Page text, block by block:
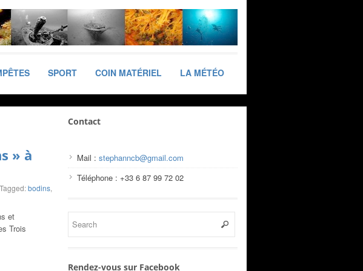
SPORT COIN MATÉRIEL LA MÉTÉO
» à
Tagged:bodins,
et
Trois
Contact
Mail : stephanncb@gmail.com
Téléphone : +33 6 87 99 72 02
Rendez-vous sur Facebook